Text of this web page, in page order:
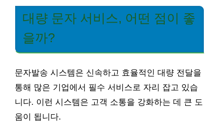
대량 문자 서비스, 어떤 점이 좋
을까?
문자발송 시스템은 신속하고 효율적인 대량 전달을
통해 많은 기업에서 필수 서비스로 자리 잡고 있습
니다. 이런 시스템은 고객 소통을 강화하는 데 큰 도
움이 됩니다.